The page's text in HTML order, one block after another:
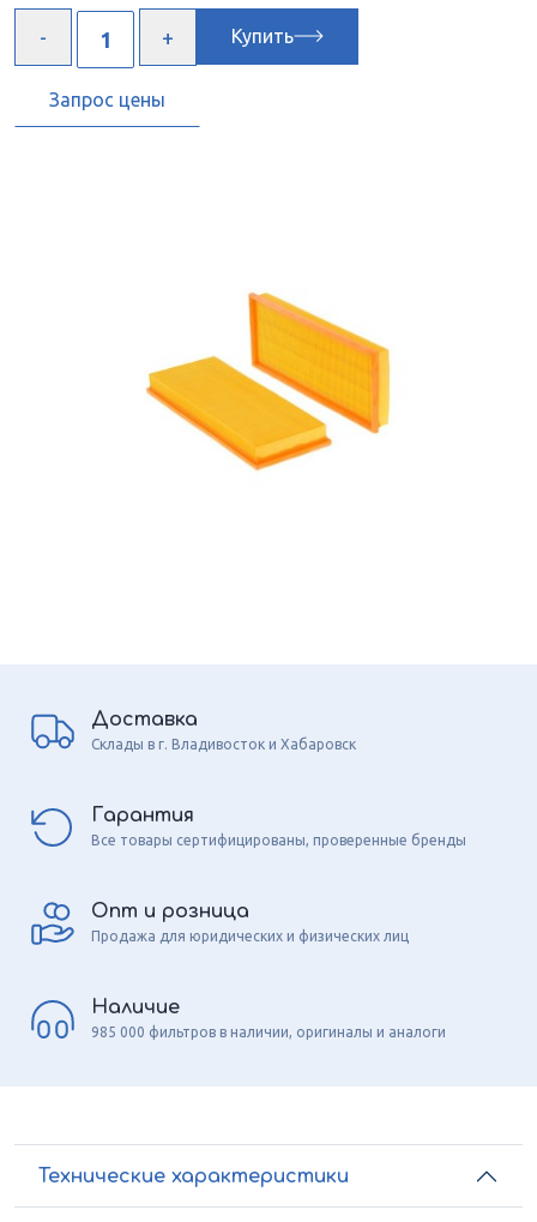
Купить
Запрос цены
Доставка
Склады в г. Владивосток и Хабаровск
Гарантия
Все товары сертифицированы, проверенные бренды
Опт и розница
Продажа для юридических и физических лиц
Наличие
985 000 фильтров в наличии, оригиналы и аналоги
Технические характеристики